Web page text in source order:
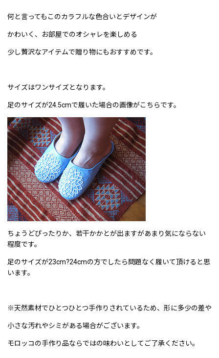
何と言ってもこのカラフルな色合いとデザインが
かわいく、お部屋でのオシャレを楽しめる
少し贅沢なアイテムで贈り物にもおすすめです。
サイズはワンサイズとなります。
足のサイズが24.5cmで履いた場合の画像がこちらです。
ちょうどぴったりか、若干かかとが出ますがあまり気にならない
程度です。
足のサイズが23cm?24cmの方でしたら問題なく履いて頂けると思
います。
※天然素材でひとつひとつ手作りされているため、形に多少の差や
小さな汚れやシミがある場合がございます。
モロッコの手作り品ならではの味わいとしてご了承ください。